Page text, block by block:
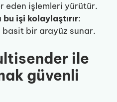
eden işlemleri yürütür.
bu işi kolaylaştırır:
basit bir arayüz sunar.
ile
güvenli